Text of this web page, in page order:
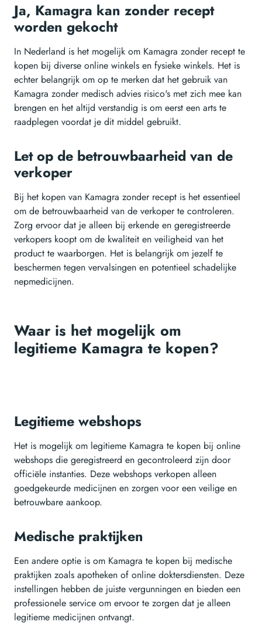
Ja, Kamagra kan zonder recept
worden gekocht
In Nederland is het mogelijk om Kamagra zonder recept te
kopen bij diverse online winkels en fysieke winkels. Het is
echter belangrijk om op te merken dat het gebruik van
Kamagra zonder medisch advies risico's met zich mee kan
brengen en het altijd verstandig is om eerst een arts te
raadplegen voordat je dit middel gebruikt.
Let op de betrouwbaarheid van de
verkoper
Bij het kopen van Kamagra zonder recept is het essentieel
om de betrouwbaarheid van de verkoper te controleren.
Zorg ervoor dat je alleen bij erkende en geregistreerde
verkopers koopt om de kwaliteit en veiligheid van het
product te waarborgen. Het is belangrijk om jezelf te
beschermen tegen vervalsingen en potentieel schadelijke
nepmedicijnen.
Waar is het mogelijk om
legitieme Kamagra te kopen?
Legitieme webshops
Het is mogelijk om legitieme Kamagra te kopen bij online
webshops die geregistreerd en gecontroleerd zijn door
officiële instanties. Deze webshops verkopen alleen
goedgekeurde medicijnen en zorgen voor een veilige en
betrouwbare aankoop.
Medische praktijken
Een andere optie is om Kamagra te kopen bij medische
praktijken zoals apotheken of online doktersdiensten. Deze
instellingen hebben de juiste vergunningen en bieden een
professionele service om ervoor te zorgen dat je alleen
legitieme medicijnen ontvangt.